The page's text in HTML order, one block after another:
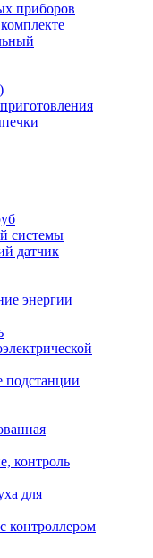
приборов
системы
датчик
энергии
подстанции
контроль
для
контроллером